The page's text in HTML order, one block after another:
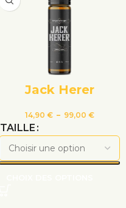
Jack Herer
14,90 € – 99,00 €
TAILLE